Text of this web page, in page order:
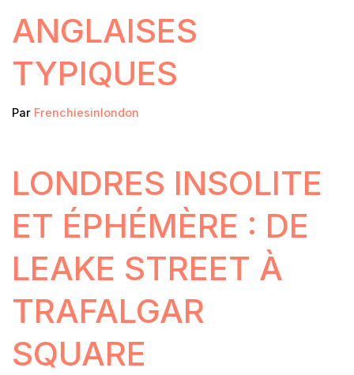
ANGLAISES
TYPIQUES
Par Frenchiesinlondon
LONDRES INSOLITE
ET ÉPHÉMÈRE : DE
LEAKE STREET À
TRAFALGAR
SQUARE